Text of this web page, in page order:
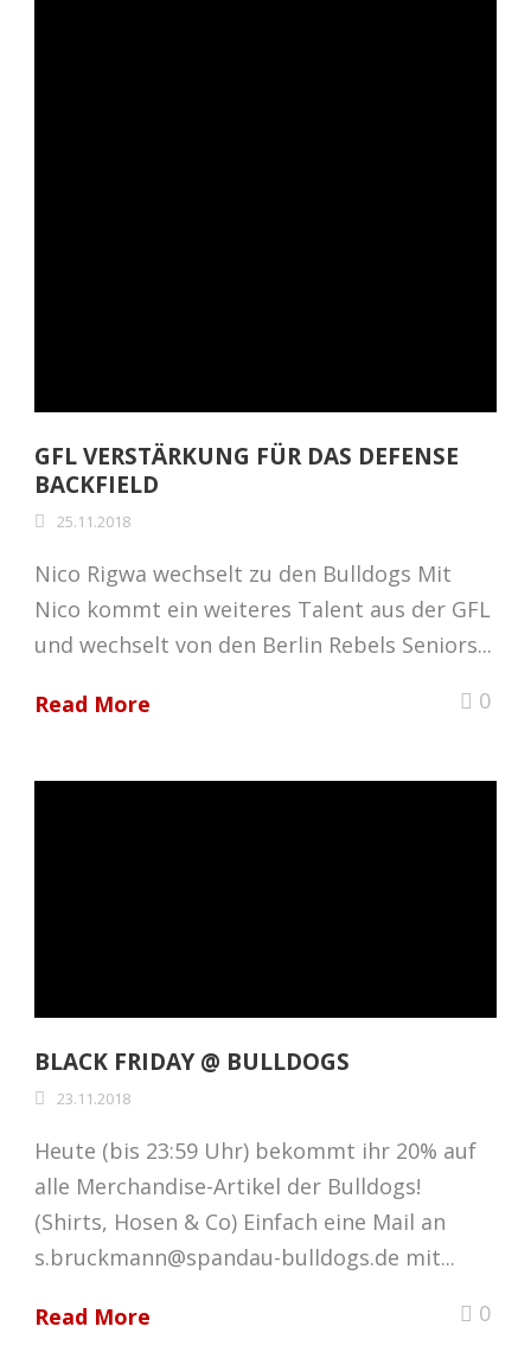
GFL VERSTÄRKUNG FÜR DAS DEFENSE
BACKFIELD
25.11.2018
Nico Rigwa wechselt zu den Bulldogs Mit
Nico kommt ein weiteres Talent aus der GFL
und wechselt von den Berlin Rebels Seniors...
Read More 0
BLACK FRIDAY @ BULLDOGS
23.11.2018
Heute (bis 23:59 Uhr) bekommt ihr 20% auf
alle Merchandise-Artikel der Bulldogs!
(Shirts, Hosen & Co) Einfach eine Mail an
s.bruckmann@spandau-bulldogs.de mit...
Read More 0